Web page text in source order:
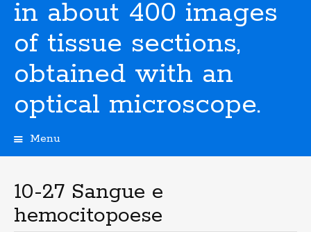
in about 400 images
of tissue sections,
obtained with an
optical microscope.
Menu
p
t
o
10-27 Sangue e
hemocitopoese